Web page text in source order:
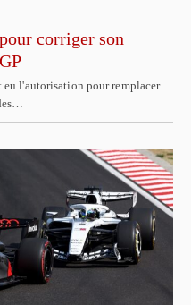
corriger son
l'autorisation pour remplacer